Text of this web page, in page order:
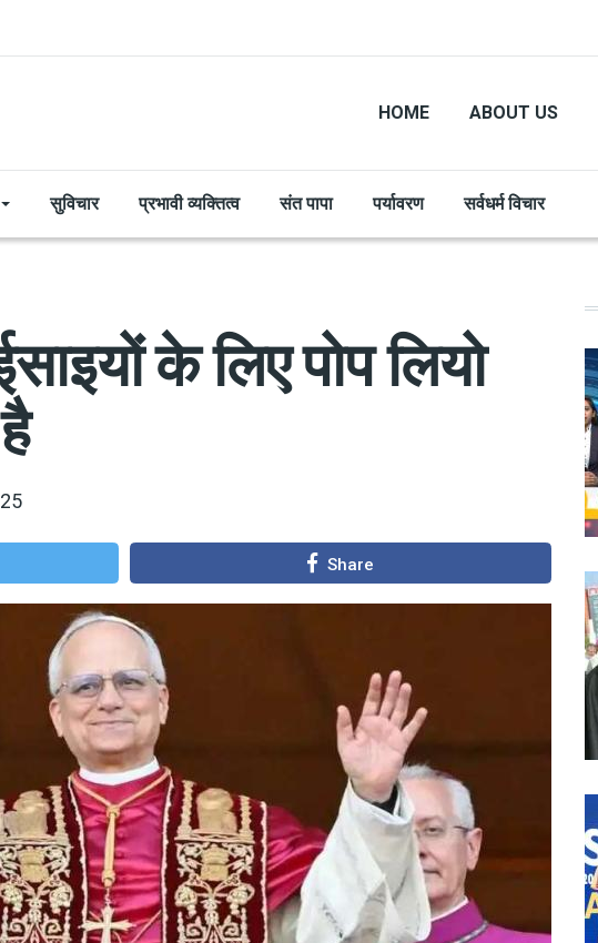
HOME ABOUT US
सुविचार प्रभावी व्यक्तित्व संत पापा पर्यावरण सर्वधर्म विचार
के लिए पोप लियो
Share